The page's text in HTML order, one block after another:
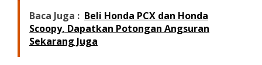
s
e
n
Baca Juga : Beli Honda PCX dan Honda
Scoopy, Dapatkan Potongan Angsuran
Sekarang Juga